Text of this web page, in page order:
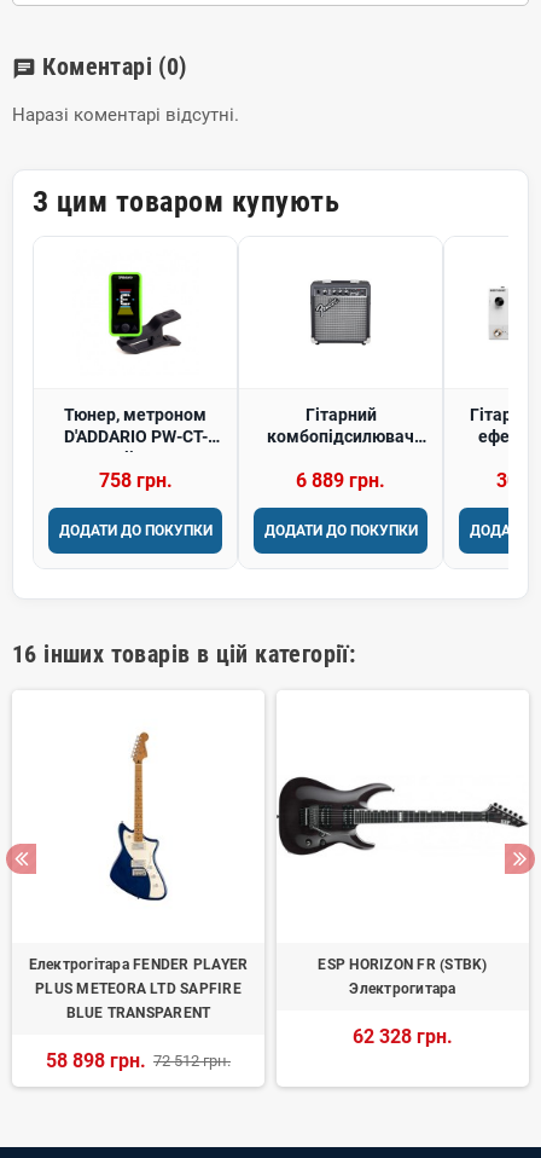
chat Коментарі (0)
Наразі коментарі відсутні.
З цим товаром купують
Тюнер, метроном
D'ADDARIO PW-CT-
17GN Eclipse Tuner
758 грн.
ДОДАТИ ДО ПОКУПКИ
Гітарний
комбопідсилювач
10G
6 889 грн.
ДОДАТИ ДО ПОКУПКИ
30
ДОДАТИ
16 інших товарів в цій категорії:
Електрогітара FENDER PLAYER
PLUS METEORA LTD SAPFIRE
BLUE TRANSPARENT
58 898 грн. 72 512 грн.
ESP HORIZON FR (STBK)
Электрогитара
62 328 грн.